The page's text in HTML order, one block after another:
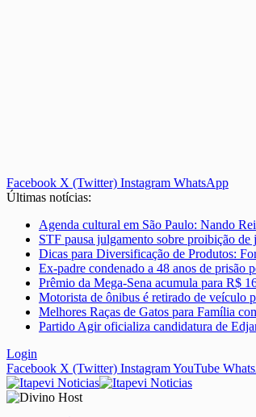
Facebook X (Twitter) Instagram WhatsApp
Últimas notícias:
Agenda cultural em São Paulo: Nando
STF pausa julgamento sobre proibição de
Dicas para Diversificação de Produtos:
Ex-padre condenado a 48 anos de prisão
Prêmio da Mega-Sena acumula para R$
Motorista de ônibus é retirado de veículo
Melhores Raças de Gatos para Família
Partido Agir oficializa candidatura de
Login
Facebook X (Twitter) InstagramYouTube